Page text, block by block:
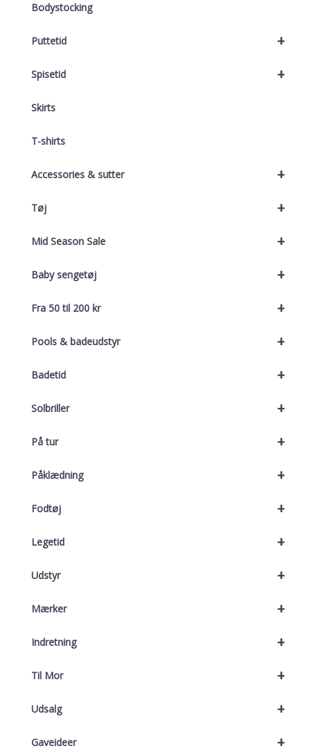
Bodystocking
+
Puttetid
+
Spisetid
Skirts
T-shirts
+
Accessories & sutter
+
Tøj
+
Mid Season Sale
+
Baby sengetøj
+
Fra 50 til 200 kr
+
Pools & badeudstyr
+
Badetid
+
Solbriller
+
På tur
+
Påklædning
+
Fodtøj
+
Legetid
+
Udstyr
+
Mærker
+
Indretning
+
Til Mor
+
Udsalg
+
Gaveideer